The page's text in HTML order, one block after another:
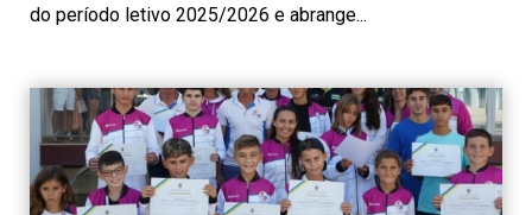
do período letivo 2025/2026 e abrange...